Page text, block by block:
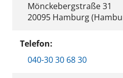
Mönckebergstraße 31
20095 Hamburg
Telefon:
040-30 30 68 30